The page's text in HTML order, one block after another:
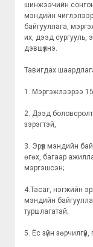
шинжээчийн сонгон
мэндийн
байгууллага,
их, дээд сургууль,
дэвшүүлнэ.
Тавигдах
1. Мэргэжлээрээ
2. Дээд
зэрэгтэй,
3. Эрүүл мэндийн
өгөх, багаар
мэргэшсэн;
4.Тасаг, нэгжийн
мэндийн
туршлагатай;
5. Ёс зүйн